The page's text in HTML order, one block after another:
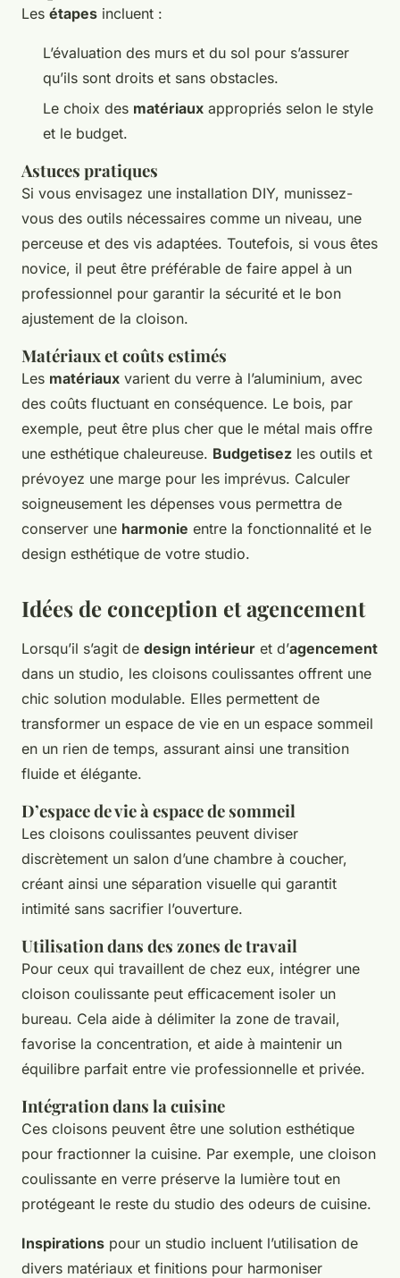
Les étapes incluent :
L’évaluation des murs et du sol pour s’assurer
qu’ils sont droits et sans obstacles.
Le choix des matériaux appropriés selon le style
et le budget.
Astuces pratiques
Si vous envisagez une installation DIY, munissez-
vous des outils nécessaires comme un niveau, une
perceuse et des vis adaptées. Toutefois, si vous êtes
novice, il peut être préférable de faire appel à un
professionnel pour garantir la sécurité et le bon
ajustement de la cloison.
Matériaux et coûts estimés
Les matériaux varient du verre à l’aluminium, avec
des coûts fluctuant en conséquence. Le bois, par
exemple, peut être plus cher que le métal mais offre
une esthétique chaleureuse. Budgetisez les outils et
prévoyez une marge pour les imprévus. Calculer
soigneusement les dépenses vous permettra de
conserver une harmonie entre la fonctionnalité et le
design esthétique de votre studio.
Idées de conception et agencement
Lorsqu’il s’agit de design intérieur et d’agencement
dans un studio, les cloisons coulissantes offrent une
chic solution modulable. Elles permettent de
transformer un espace de vie en un espace sommeil
en un rien de temps, assurant ainsi une transition
fluide et élégante.
D’espace de vie à espace de sommeil
Les cloisons coulissantes peuvent diviser
discrètement un salon d’une chambre à coucher,
créant ainsi une séparation visuelle qui garantit
intimité sans sacrifier l’ouverture.
Utilisation dans des zones de travail
Pour ceux qui travaillent de chez eux, intégrer une
cloison coulissante peut efficacement isoler un
bureau. Cela aide à délimiter la zone de travail,
favorise la concentration, et aide à maintenir un
équilibre parfait entre vie professionnelle et privée.
Intégration dans la cuisine
Ces cloisons peuvent être une solution esthétique
pour fractionner la cuisine. Par exemple, une cloison
coulissante en verre préserve la lumière tout en
protégeant le reste du studio des odeurs de cuisine.
Inspirations pour un studio incluent l’utilisation de
divers matériaux et finitions pour harmoniser